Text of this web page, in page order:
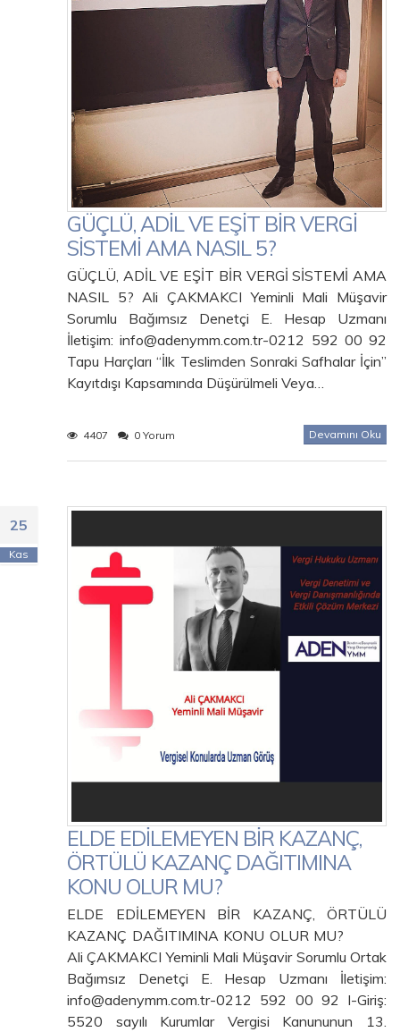
GÜÇLÜ, ADİL VE EŞİT BİR VERGİ
SİSTEMİ AMA NASIL 5?
GÜÇLÜ, ADİL VE EŞİT BİR VERGİ SİSTEMİ AMA
NASIL 5? Ali ÇAKMAKCI Yeminli Mali Müşavir
Sorumlu Bağımsız Denetçi E. Hesap Uzmanı
İletişim: info@adenymm.com.tr-0212 592 00 92
Tapu Harçları “İlk Teslimden Sonraki Safhalar İçin”
Kayıtdışı Kapsamında Düşürülmeli Veya…
4407 0 Yorum Devamını Oku
25
Kas
ELDE EDİLEMEYEN BİR KAZANÇ,
ÖRTÜLÜ KAZANÇ DAĞITIMINA
KONU OLUR MU?
ELDE EDİLEMEYEN BİR KAZANÇ, ÖRTÜLÜ
KAZANÇ DAĞITIMINA KONU OLUR MU?
Ali ÇAKMAKCI Yeminli Mali Müşavir Sorumlu Ortak
Bağımsız Denetçi E. Hesap Uzmanı İletişim:
info@adenymm.com.tr-0212 592 00 92 I-Giriş:
5520 sayılı Kurumlar Vergisi Kanununun 13.